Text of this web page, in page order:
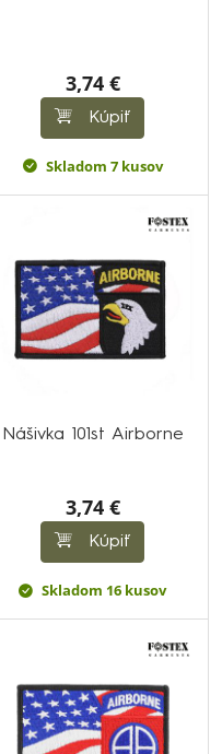
3,74 €
Kúpiť
Skladom 7 kusov
Nášivka 101st Airborne
3,74 €
Kúpiť
Skladom 16 kusov